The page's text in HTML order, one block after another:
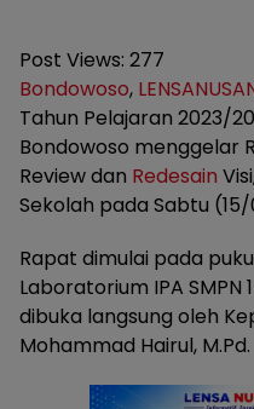
Post Views: 277
Bondowoso,
Tahun Pelajaran 2023/
Bondowoso menggelar
Review dan Redesain
Sekolah pada Sabtu
Rapat dimulai pada
Laboratorium IPA
dibuka langsung oleh
Mohammad Hairul, M.Pd.